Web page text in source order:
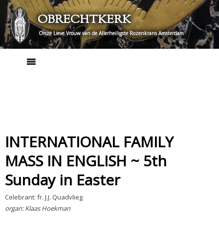
Skip
to
content
OBRECHTKERK
Onze Lieve Vrouw van de Allerheiligste Rozenkrans Amsterdam
INTERNATIONAL FAMILY
MASS IN ENGLISH ~ 5th
Sunday in Easter
Celebrant: fr. J.J. Quadvlieg
organ: Klaas Hoekman